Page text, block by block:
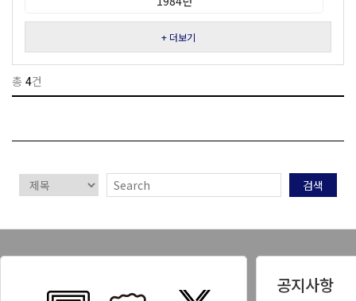
+ 더보기
총 4건
검색
공지사항